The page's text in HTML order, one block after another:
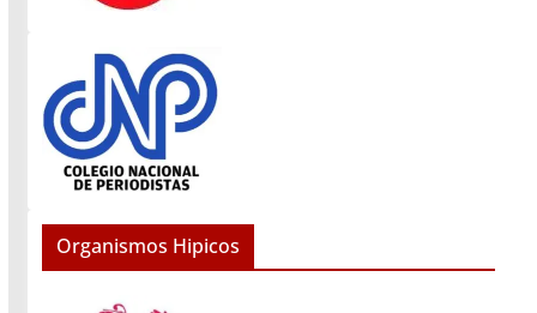
Organismos Hipicos